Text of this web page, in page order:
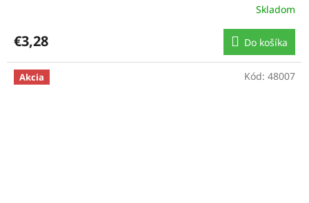
Skladom
€3,28 Do košíka
Akcia Kód: 48007